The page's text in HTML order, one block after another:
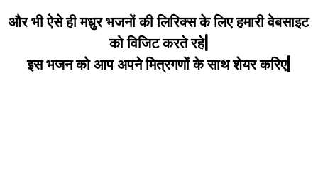
और भी ऐसे ही मधुर भजनों की लिरिक्स के लिए हमारी वेबसाइट
को विजिट करते रहे|
इस भजन को आप अपने मित्रगणों के साथ शेयर करिए|